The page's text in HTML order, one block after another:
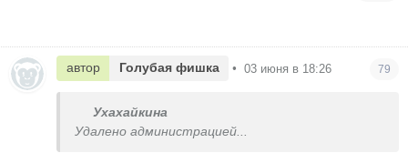
автор Голубая фишка • 03 июня в 18:26 79
Ухахайкина
Удалено администрацией...